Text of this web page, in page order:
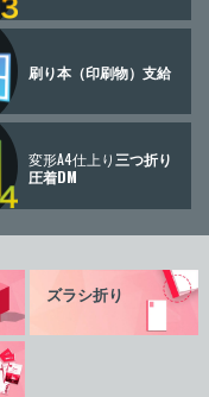
刷り本（印刷物） 支給
変形A4仕上り 三つ折り
圧着DM
ズラシ折り